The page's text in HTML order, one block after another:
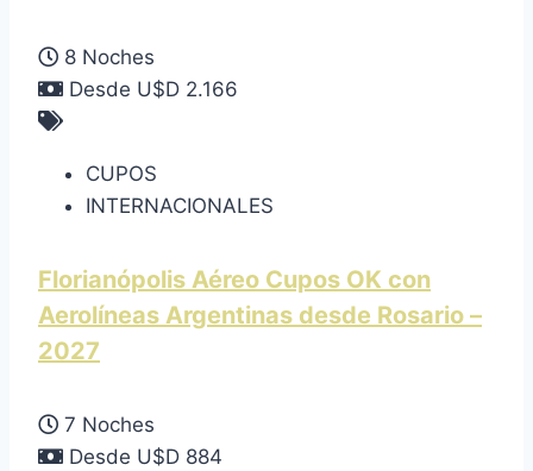
8 Noches
Desde U$D 2.166
CUPOS
INTERNACIONALES
Florianópolis Aéreo Cupos OK con
Aerolíneas Argentinas desde Rosario –
2027
7 Noches
Desde U$D 884